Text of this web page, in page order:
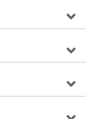
有最正確的文法
本東京大學畢業
正日語。